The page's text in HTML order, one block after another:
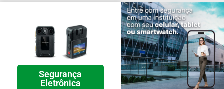
Segurança
Eletrônica